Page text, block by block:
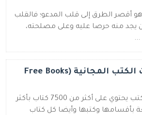
أقصر الطرق إلى قلب المدعو؛ فالقلب
يجد منه حرصا عليه وعلى مصلحته،
...
سكربت الكتب المجانية (Free Books
سكربت كتب يحتوي على أكثر من 7500 كتاب بأكثر
80 لغة بأقسامها وكتبها وأيضا كل كتاب